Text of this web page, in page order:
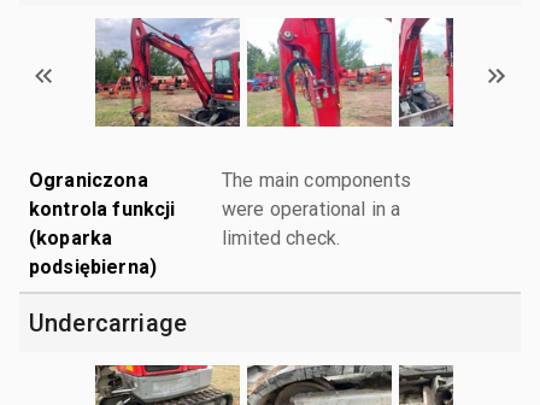
Ograniczona
kontrola funkcji
(koparka
podsiębierna)
The main components
were operational in a
limited check.
Undercarriage